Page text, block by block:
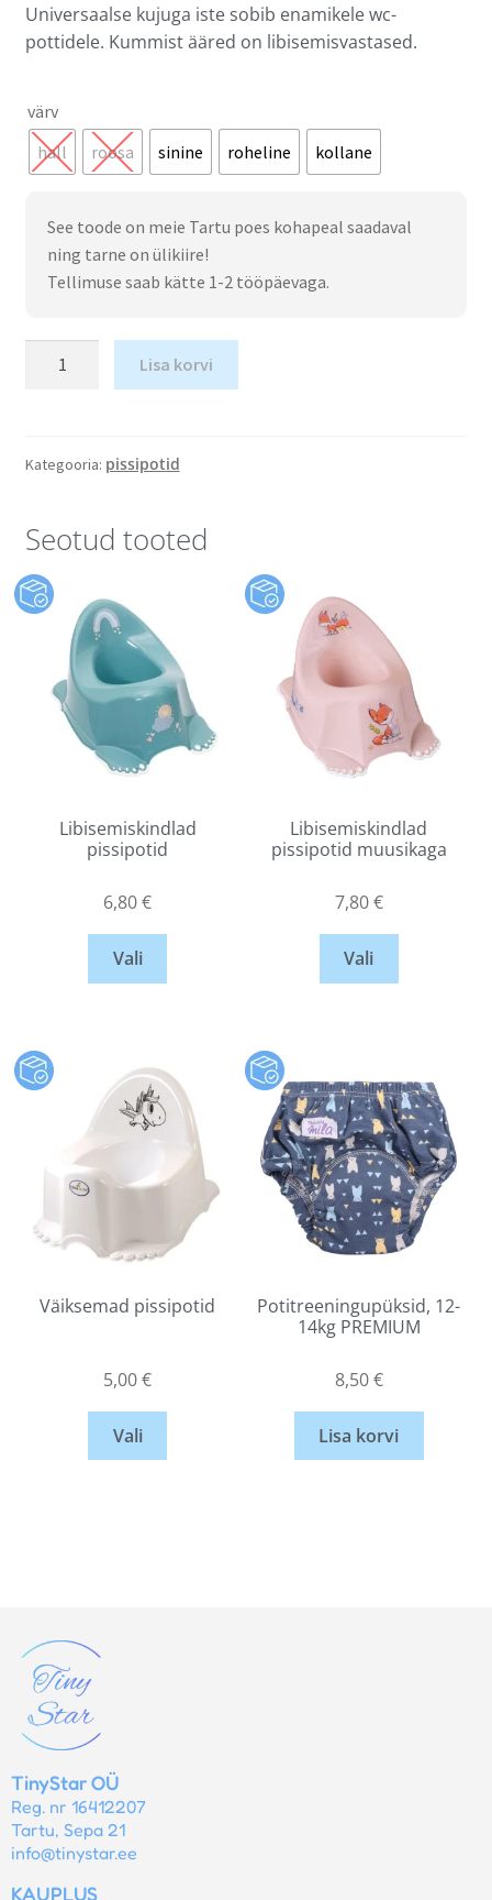
Universaalse kujuga iste sobib enamikele wc-
pottidele. Kummist ääred on libisemisvastased.
värv
hall
roosa sinine roheline kollane
See toode on meie Tartu poes kohapeal saadaval
ning tarne on ülikiire!
Tellimuse saab kätte 1-2 tööpäevaga.
Lisa korvi
Kategooria: pissipotid
Seotud tooted
Libisemiskindlad
pissipotid
6,80€
Vali
Libisemiskindlad
pissipotid muusikaga
7,80€
Vali
Väiksemad pissipotid
5,00€
Vali
Potitreeningupüksid, 12-
14kg PREMIUM
8,50€
Lisa korvi
TinyStar OÜ
Reg. nr 16412207
Tartu, Sepa 21
info@tinystar.ee
KAUPLUS